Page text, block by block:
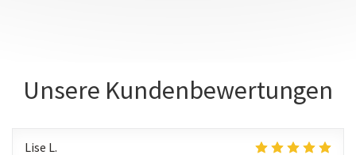
Unsere Kundenbewertungen
Lise L